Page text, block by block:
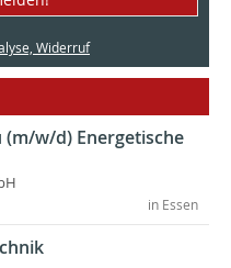
Widerruf
w/d) Energetische
in Essen